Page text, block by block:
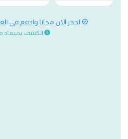
احجز الان مجانا وادفع في
الكشف بميعاد